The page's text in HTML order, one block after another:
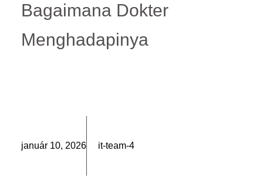
Bagaimana Dokter
Menghadapinya
január 10, 2026 it-team-4